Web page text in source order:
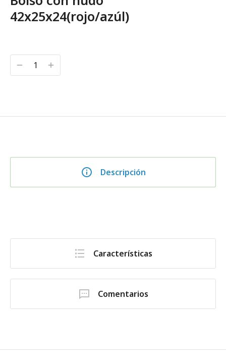
42x25x24(rojo/azúl)
Descripción
Características
Comentarios